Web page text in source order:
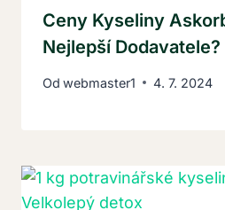
Ceny Kyseliny
Nejlepší Dodavatele?
Od webmaster1 4. 7. 2024